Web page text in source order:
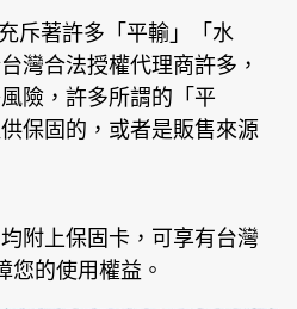
斥著許多「平輸」「水
灣合法授權代理商許多，
險，許多所謂的「平
保固的，或者是販售來源
附上保固卡，可享有台灣
您的使用權益。